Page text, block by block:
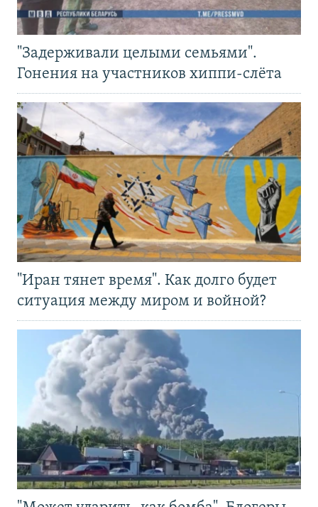
"Задерживали целыми семьями".
Гонения на участников хиппи-слёта
"Иран тянет время". Как долго будет
ситуация между миром и войной?